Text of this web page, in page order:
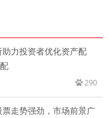
力投资者优化资产配
290
走势强劲，市场前景广